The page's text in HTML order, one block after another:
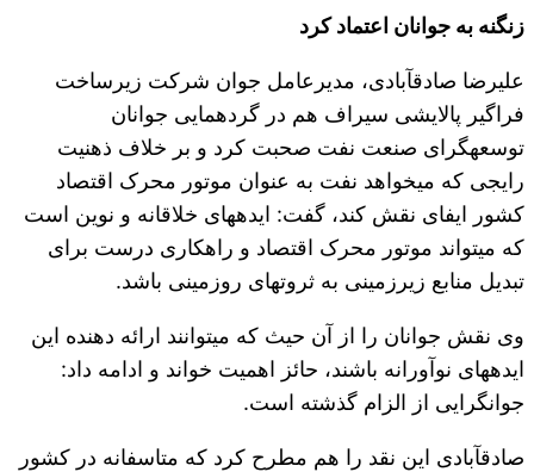
زنگنه به جوانان اعتماد کرد
علیرضا صادق‎آبادی، مدیرعامل جوان شرکت زیرساخت
فراگیر پالایشی سیراف هم در گردهمایی جوانان
توسعه‎گرای صنعت نفت صحبت کرد و بر خلاف ذهنیت
رایجی که می‏‎خواهد نفت به عنوان موتور محرک اقتصاد
کشور ایفای نقش کند، گفت: ایده‎های خلاقانه و نوین است
که می‎تواند موتور محرک اقتصاد و راهکاری درست برای
تبدیل منابع زیرزمینی به ثروت‎های روزمینی باشد.
وی نقش جوانان را از آن حیث که می‎توانند ارائه دهنده این
ایده‎های نوآورانه باشند، حائز اهمیت خواند و ادامه داد:
جوانگرایی از الزام‌ گذشته است.
صادق‎آبادی این نقد را هم مطرح کرد که متاسفانه در کشور